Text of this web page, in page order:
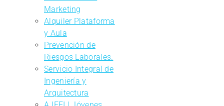
Marketing
Alquiler Plataforma
y Aula
Prevención de
Riesgos Laborales.
Servicio Integral de
Ingeniería y
Arquitectura